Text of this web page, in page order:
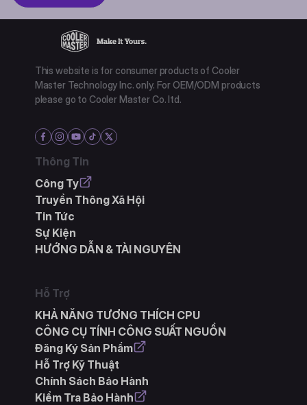
This website is for consumer products of Cooler
Master Technology Inc. only. For OEM/ODM products
please go to Cooler Master Co. ltd.
Thông Tin
Công Ty
Truyền Thông Xã Hội
Tin Tức
Sự Kiện
HƯỚNG DẪN & TÀI NGUYÊN
Hỗ Trợ
KHẢ NĂNG TƯƠNG THÍCH CPU
CÔNG CỤ TÍNH CÔNG SUẤT NGUỒN
Đăng Ký Sản Phẩm
Hỗ Trợ Kỹ Thuật
Chính Sách Bảo Hành
Kiểm Tra Bảo Hành